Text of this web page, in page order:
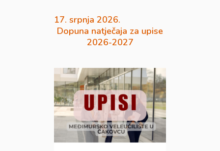
17. srpnja 2026.
Dopuna natječaja za upise
2026-2027